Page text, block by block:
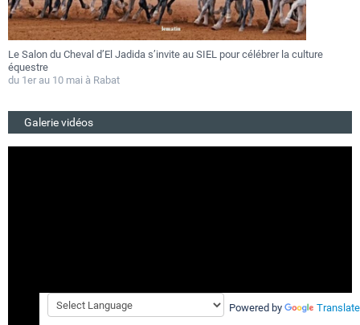
au SIEL pour célébrer la culture
Festival Gnaoua 2026 : Essaouira au
Galerie vidéos
Powered by Translate